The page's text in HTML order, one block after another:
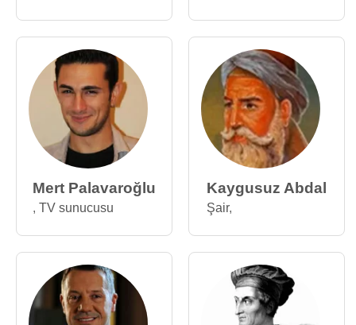
Mert Palavaroğlu
, TV sunucusu
Kaygusuz Abdal
Şair,